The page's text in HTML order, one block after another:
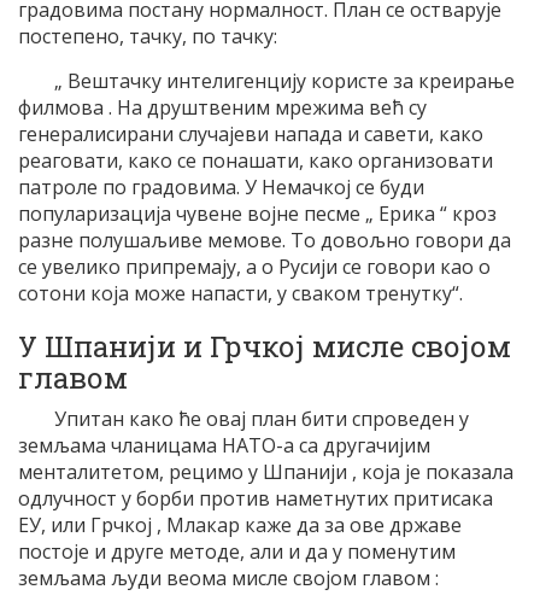
градовима постану нормалност. План се остварује
постепено, тачку, по тачку:
„ Вештачку интелигенцију користе за креирање
филмова . На друштвеним мрежима већ су
генералисирани случајеви напада и савети, како
реаговати, како се понашати, како организовати
патроле по градовима. У Немачкој се буди
популаризација чувене војне песме „ Ерика “ кроз
разне полушаљиве мемове. То довољно говори да
се увелико припремају, а о Русији се говори као о
сотони која може напасти, у сваком тренутку“.
У Шпанији и Грчкој мисле својом
главом
Упитан како ће овај план бити спроведен у
земљама чланицама НАТО-а са другачијим
менталитетом, рецимо у Шпанији , која је показала
одлучност у борби против наметнутих притисака
ЕУ, или Грчкој , Млакар каже да за ове државе
постоје и друге методе, али и да у поменутим
земљама људи веома мисле својом главом :